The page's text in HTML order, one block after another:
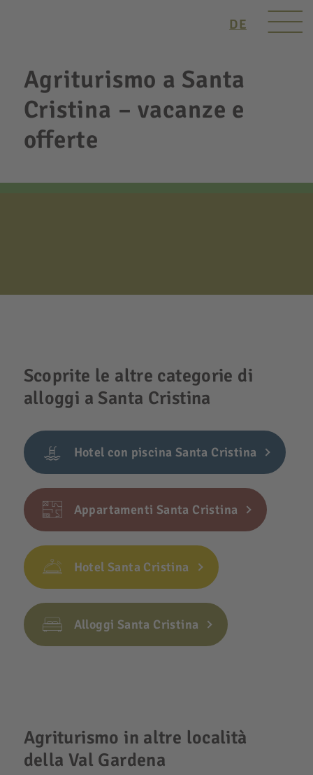
DE
Agriturismo a Santa
Cristina – vacanze e
offerte
Scoprite le altre categorie di
alloggi a Santa Cristina
Hotel con piscina Santa Cristina
Appartamenti Santa Cristina
Hotel Santa Cristina
Alloggi Santa Cristina
Agriturismo in altre località
della Val Gardena